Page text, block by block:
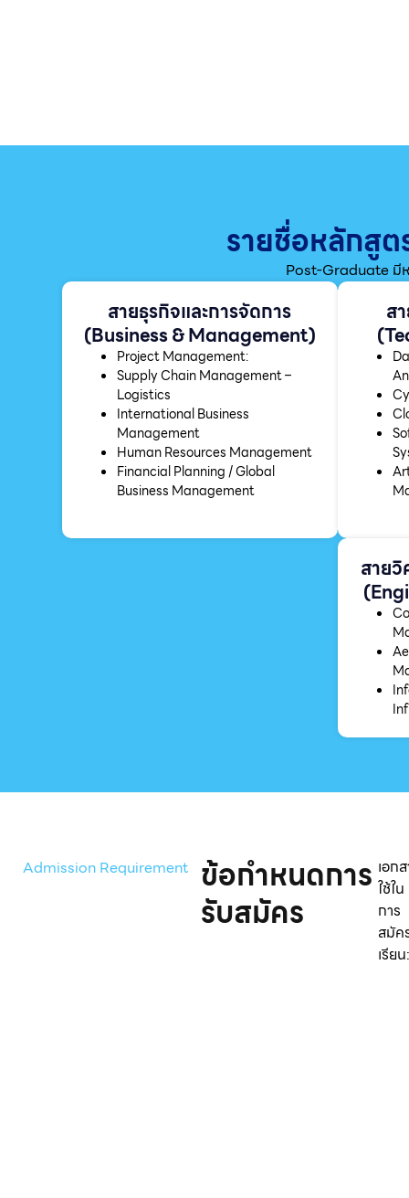
รายชื่อหลักสู
Post-Graduate มี
สายธุรกิจและการจัดการ
(Business & Management)
Project Management:
Supply Chain Management –
Logistics
International Business
Management
Human Resources Management
Financial Planning / Global
Business Management
ส
สาย
Admission Requirement ข้อกำหนดการ
รับสมัคร
เอก
ใช้ใน
การ
สมัค
เรีย